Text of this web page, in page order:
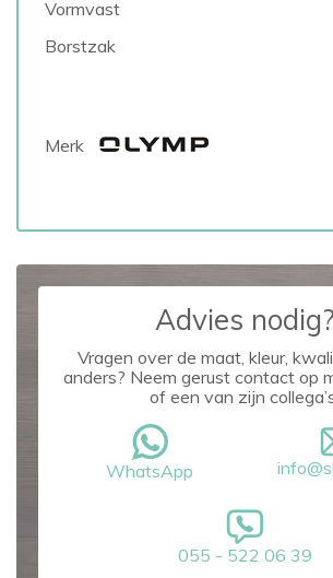
Vormvast
Borstzak
Merk
Advies nodig?
Vragen over de maat, kleur,
anders? Neem gerust contact op
of een van zijn
WhatsApp
055 - 522 06 39